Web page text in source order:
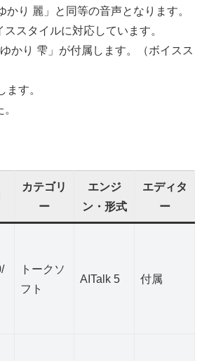
り 麗」と同等の音声となります。
スタイルに対応しています。
かり 雫」が付属します。（ボイスス
す。
カテゴリ
ー
エンジ
ン・形式
エディタ
ー
トークソ
フト
AITalk 5 付属